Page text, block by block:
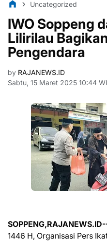
Uncategorized
IWO Soppeng
Lilirilau
Pengendara
by RAJANEWS.ID
Sabtu, 15 Maret 2025 10:44
1446 H, Organisasi Pers